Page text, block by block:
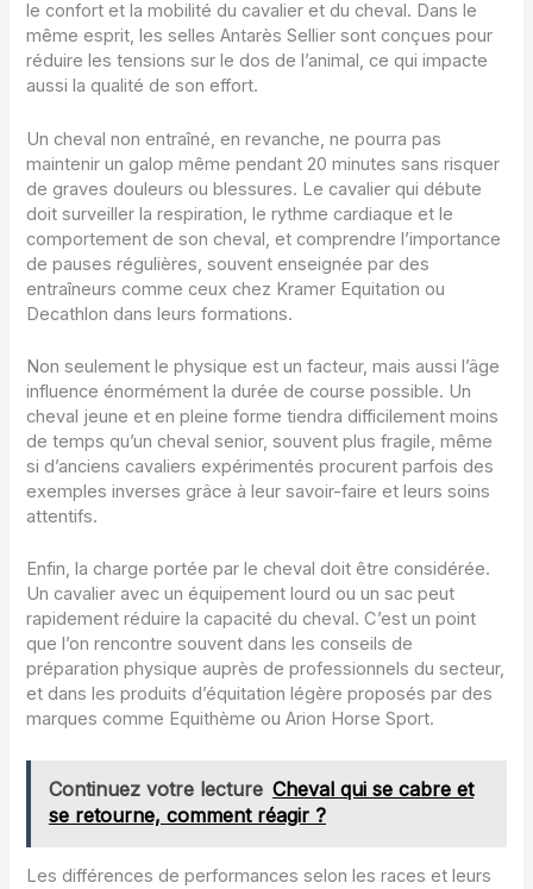
le confort et la mobilité du cavalier et du cheval. Dans le
même esprit, les selles Antarès Sellier sont conçues pour
réduire les tensions sur le dos de l’animal, ce qui impacte
aussi la qualité de son effort.
Un cheval non entraîné, en revanche, ne pourra pas
maintenir un galop même pendant 20 minutes sans risquer
de graves douleurs ou blessures. Le cavalier qui débute
doit surveiller la respiration, le rythme cardiaque et le
comportement de son cheval, et comprendre l’importance
de pauses régulières, souvent enseignée par des
entraîneurs comme ceux chez Kramer Equitation ou
Decathlon dans leurs formations.
Non seulement le physique est un facteur, mais aussi l’âge
influence énormément la durée de course possible. Un
cheval jeune et en pleine forme tiendra difficilement moins
de temps qu’un cheval senior, souvent plus fragile, même
si d’anciens cavaliers expérimentés procurent parfois des
exemples inverses grâce à leur savoir-faire et leurs soins
attentifs.
Enfin, la charge portée par le cheval doit être considérée.
Un cavalier avec un équipement lourd ou un sac peut
rapidement réduire la capacité du cheval. C’est un point
que l’on rencontre souvent dans les conseils de
préparation physique auprès de professionnels du secteur,
et dans les produits d’équitation légère proposés par des
marques comme Equithème ou Arion Horse Sport.
Continuez votre lecture Cheval qui se cabre et
se retourne, comment réagir ?
Les différences de performances selon les races et leurs